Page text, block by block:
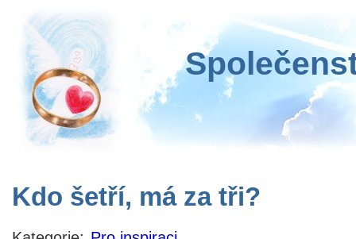
Kdo šetří, má za tři?